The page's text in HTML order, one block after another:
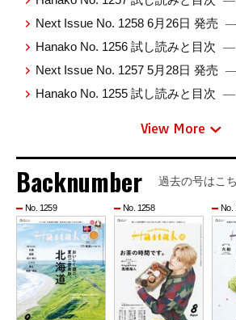
Next Issue No. 1258 6月26日 発売 —
Hanako No. 1256 試し読みと目次 —
Next Issue No. 1257 5月28日 発売 —
Hanako No. 1255 試し読みと目次 —
View More
Backnumber 過去の号はこ
No. 1259 No. 1258 No.